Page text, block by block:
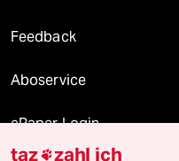
Feedback
Aboservice
ePaper Login
taz zahl ich